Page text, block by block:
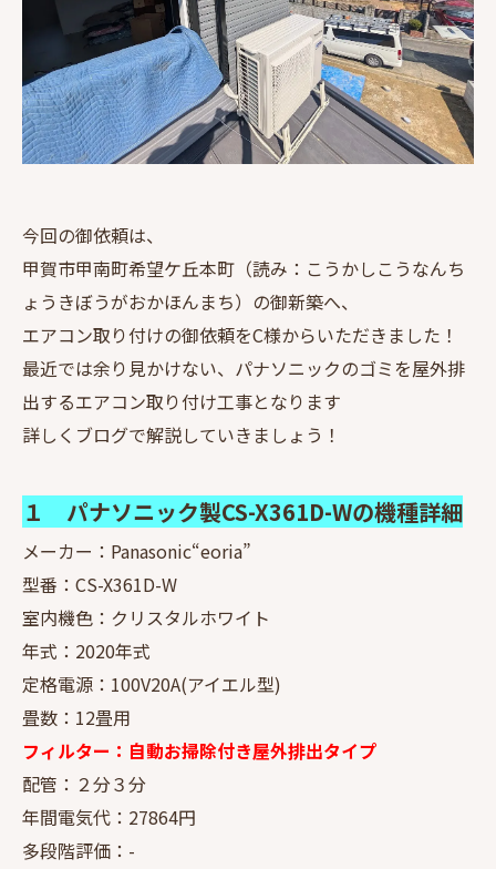
今回の御依頼は、
甲賀市甲南町希望ケ丘本町（読み：こうかしこうなんち
ょうきぼうがおかほんまち）の御新築へ、
エアコン取り付けの御依頼をC様からいただきました！
最近では余り見かけない、パナソニックのゴミを屋外排
出するエアコン取り付け工事となります
詳しくブログで解説していきましょう！
１ パナソニック製CS-X361D-Wの機種詳細
メーカー：Panasonic“eoria”
型番：CS-X361D-W
室内機色：クリスタルホワイト
年式：2020年式
定格電源：100V20A(アイエル型)
畳数：12畳用
フィルター：自動お掃除付き屋外排出タイプ
配管：２分３分
年間電気代：27864円
多段階評価：-